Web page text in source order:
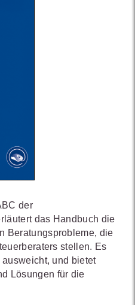
der
das Handbuch die
Beratungsprobleme, die
stellen. Es
und bietet
Lösungen für die